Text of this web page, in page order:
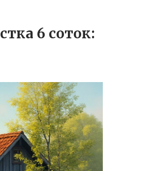
6 соток: